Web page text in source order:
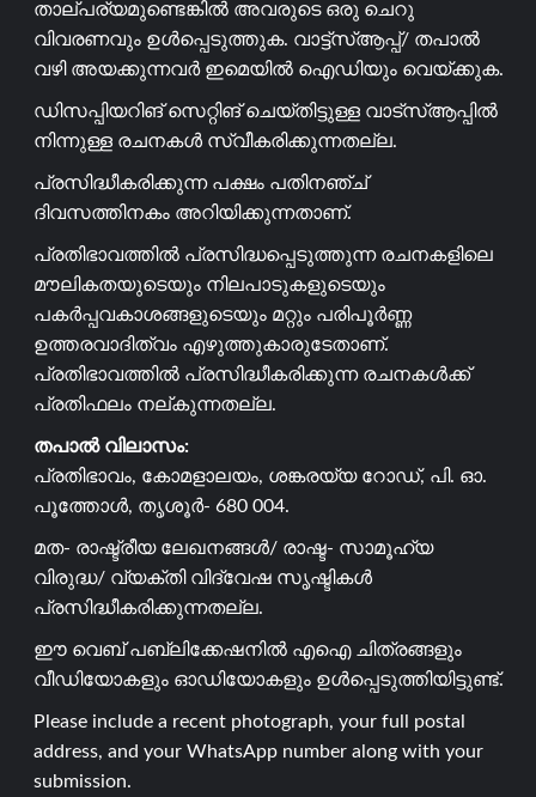
താല്പര്യമുണ്ടെങ്കിൽ അവരുടെ ഒരു ചെറു
വിവരണവും ഉൾപ്പെടുത്തുക. വാട്ട്സ്ആപ്പ്/ തപാൽ
വഴി അയക്കുന്നവർ ഇമെയിൽ ഐഡിയും വെയ്ക്കുക.
ഡിസപ്പിയറിങ് സെറ്റിങ് ചെയ്തിട്ടുള്ള വാട്സ്ആപ്പിൽ
നിന്നുള്ള രചനകൾ സ്വീകരിക്കുന്നതല്ല.
പ്രസിദ്ധീകരിക്കുന്ന പക്ഷം പതിനഞ്ച്
ദിവസത്തിനകം അറിയിക്കുന്നതാണ്.
പ്രതിഭാവത്തിൽ പ്രസിദ്ധപ്പെടുത്തുന്ന രചനകളിലെ
മൗലികതയുടെയും നിലപാടുകളുടെയും
പകർപ്പവകാശങ്ങളുടെയും മറ്റും പരിപൂർണ്ണ
ഉത്തരവാദിത്വം എഴുത്തുകാരുടേതാണ്.
പ്രതിഭാവത്തിൽ പ്രസിദ്ധീകരിക്കുന്ന രചനകൾക്ക്
പ്രതിഫലം നല്കുന്നതല്ല.
തപാൽ വിലാസം:
പ്രതിഭാവം, കോമളാലയം, ശങ്കരയ്യ റോഡ്, പി. ഓ.
പൂത്തോൾ, തൃശൂർ- 680 004.
മത- രാഷ്ട്രീയ ലേഖനങ്ങൾ/ രാഷ്ട- സാമൂഹ്യ
വിരുദ്ധ/ വ്യക്തി വിദ്വേഷ സൃഷ്ടികൾ
പ്രസിദ്ധീകരിക്കുന്നതല്ല.
ഈ വെബ് പബ്ലിക്കേഷനിൽ എഐ ചിത്രങ്ങളും
വീഡിയോകളും ഓഡിയോകളും ഉൾപ്പെടുത്തിയിട്ടുണ്ട്.
Please include a recent photograph, your full postal
address, and your WhatsApp number along with your
submission.